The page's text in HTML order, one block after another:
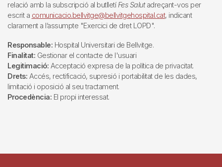
relació amb la subscripció al butlletí Fes Salutadreçant-vos per
escrit a comunicacio.bellvitge@bellvitgehospital.cat, indicant
clarament a l’assumpte "Exercici de dret LOPD".
Responsable: Hospital Universitari de Bellvitge.
Finalitat: Gestionar el contacte de l'usuari
Legitimació: Acceptació expresa de la política de privacitat.
Drets: Accés, rectificació, supresió i portabilitat de les dades,
limitació i oposició al seu tractament.
Procedència: El propi interessat.